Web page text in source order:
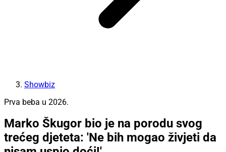
Showbiz
Prva beba u 2026.
Marko Škugor bio je na porodu svog
trećeg djeteta: 'Ne bih mogao živjeti da